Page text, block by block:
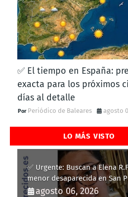
✅ El tiempo en España:
exacta para los próximos
días al detalle
Periódico de Baleares agosto
LO MÁS VISTO
✅ Urgente: Buscan a Elena
menor desaparecida en San
del Pinatar
agosto 06, 2026